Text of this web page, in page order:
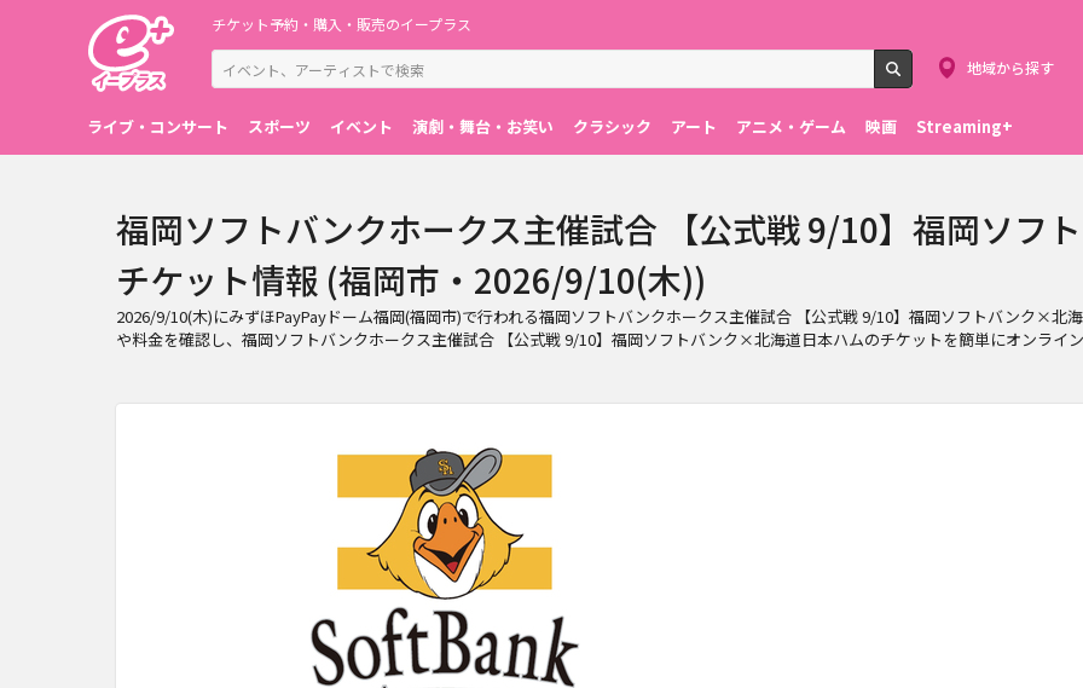
チケット予約・購入・販売のイープラス
検索
地域から探す
ライブ・コンサート スポーツ イベント 演劇・舞台・お笑い クラシック アート アニメ・ゲーム 映画 Streaming+
福岡ソフトバンクホークス主催試合 【公式戦 9/10】福岡ソフ
チケット情報 (福岡市・2026/9/10(木))
2026/9/10(木)にみずほPayPayドーム福岡(福岡市)で行われる福岡ソフトバンクホークス主催試合 【公式戦 9/10】福岡ソフトバンク×北
や料金を確認し、福岡ソフトバンクホークス主催試合 【公式戦 9/10】福岡ソフトバンク×北海道日本ハムのチケットを簡単にオンライ